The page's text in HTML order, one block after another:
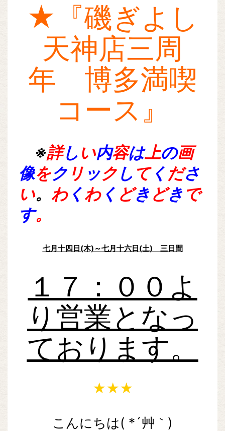
★『磯ぎよし
天神店三周
年 博多満喫
コース』
※詳し い内容は上の画
像をク リ ック し てく ださ
い。わくわく どき どき で
す。
七月十四日(木)～七月十六日(土) 三日間
１７：００よ
り営業となっ
ております。
★★★
こんにちは( *´艸｀)